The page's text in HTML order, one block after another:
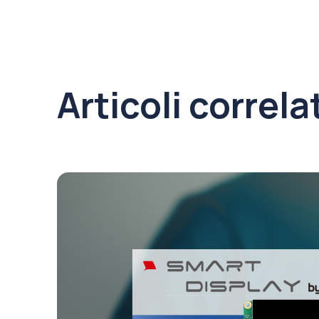
Articoli